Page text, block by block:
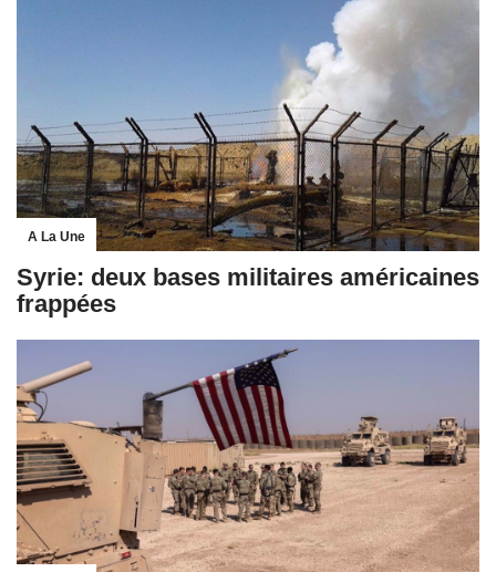
A La Une
Syrie: deux bases militaires américaines
frappées